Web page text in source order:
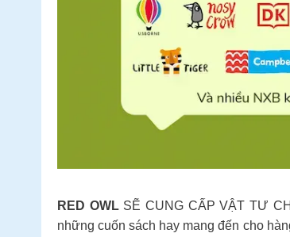
RED OWLSẼ CUNG CẤP VẬT TƯ
những cuốn sách hay mang đến cho